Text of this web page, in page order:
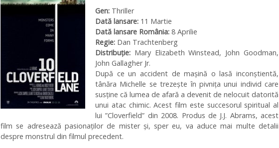
Gen: Thriller
Dată lansare: 11 Martie
Dată lansare România: 8 Aprilie
Regie: Dan Trachtenberg
Distribuţie: Mary Elizabeth Winstead, John Goodman,
John Gallagher Jr.
După ce un accident de mașină o lasă inconștientă,
tânăra Michelle se trezește în pivnița unui individ care
susține că lumea de afară a devenit de nelocuit datorită
unui atac chimic. Acest film este succesorul spiritual al
lui ”Cloverfield” din 2008. Produs de J.J. Abrams, acest
film se adresează pasionaților de mister și, sper eu, va aduce mai multe detalii
despre monstrul din filmul precedent.